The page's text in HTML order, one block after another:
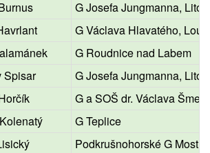
G Josefa Jungmanna,
G Václava Hlavatého,
G Roudnice nad Labem
Spisar
G Josefa Jungmanna,
G a SOŠ dr. Václava
G Teplice
Podkrušnohorské G Most